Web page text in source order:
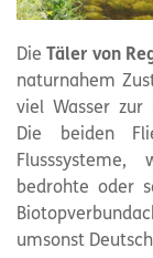
Die Täler von
naturnahem
viel Wasser zur
Die beiden
Flusssysteme,
bedrohte oder
umsonst